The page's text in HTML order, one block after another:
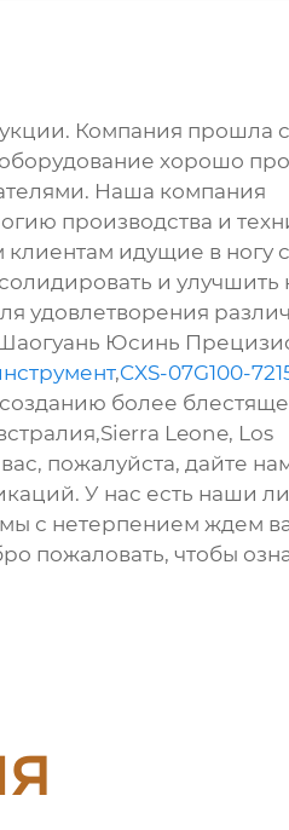
Компания
хорошо
Наша компания
производства и
клиентам идущие в ногу
и улучшить
удовлетворения
Юсинь
,CXS-07G100-
более
Leone, Los
пожалуйста, дайте
У нас есть наши
с нетерпением ждем
пожаловать, чтобы